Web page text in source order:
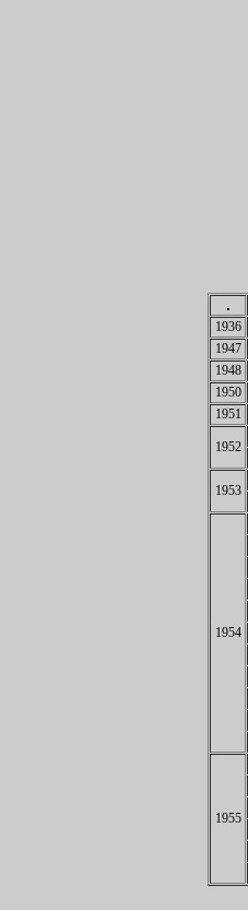
.
1936
1947
1948
1950
1951
1952
1953
1954
1955